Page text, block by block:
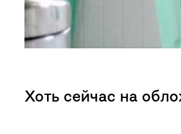
Хоть сейчас на